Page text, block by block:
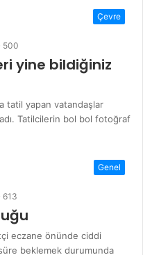
Çevre
500
yine bildiğiniz
tatil yapan vatandaşlar
Tatilcilerin bol bol fotoğraf
Genel
613
eczane önünde ciddi
beklemek durumunda